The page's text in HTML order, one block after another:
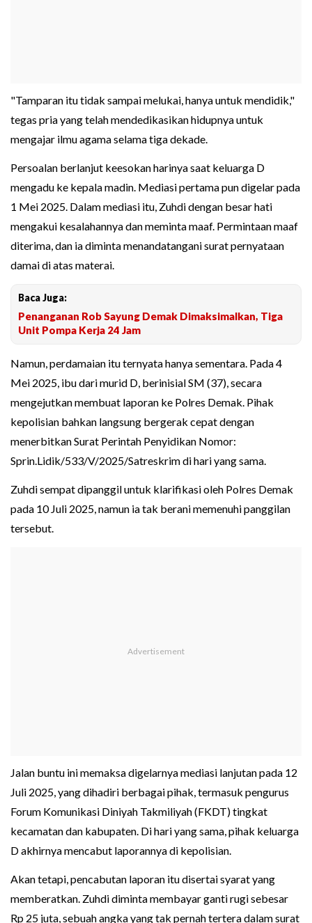
"Tamparan itu tidak sampai melukai, hanya untuk mendidik,"
tegas pria yang telah mendedikasikan hidupnya untuk
mengajar ilmu agama selama tiga dekade.
Persoalan berlanjut keesokan harinya saat keluarga D
mengadu ke kepala madin. Mediasi pertama pun digelar pada
1 Mei 2025. Dalam mediasi itu, Zuhdi dengan besar hati
mengakui kesalahannya dan meminta maaf. Permintaan maaf
diterima, dan ia diminta menandatangani surat pernyataan
damai di atas materai.
Baca Juga:
Penanganan Rob Sayung Demak Dimaksimalkan, Tiga
Unit Pompa Kerja 24 Jam
Namun, perdamaian itu ternyata hanya sementara. Pada 4
Mei 2025, ibu dari murid D, berinisial SM (37), secara
mengejutkan membuat laporan ke Polres Demak. Pihak
kepolisian bahkan langsung bergerak cepat dengan
menerbitkan Surat Perintah Penyidikan Nomor:
Sprin.Lidik/533/V/2025/Satreskrim di hari yang sama.
Zuhdi sempat dipanggil untuk klarifikasi oleh Polres Demak
pada 10 Juli 2025, namun ia tak berani memenuhi panggilan
tersebut.
Jalan buntu ini memaksa digelarnya mediasi lanjutan pada 12
Juli 2025, yang dihadiri berbagai pihak, termasuk pengurus
Forum Komunikasi Diniyah Takmiliyah (FKDT) tingkat
kecamatan dan kabupaten. Di hari yang sama, pihak keluarga
D akhirnya mencabut laporannya di kepolisian.
Akan tetapi, pencabutan laporan itu disertai syarat yang
memberatkan. Zuhdi diminta membayar ganti rugi sebesar
Rp 25 juta, sebuah angka yang tak pernah tertera dalam surat